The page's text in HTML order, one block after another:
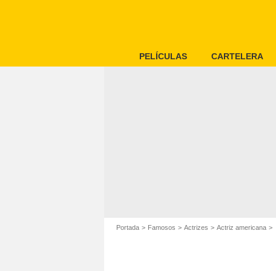
PELÍCULAS CARTELERA
Portada Famosos Actrizes Actriz americana